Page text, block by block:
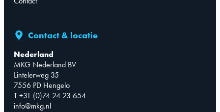
Contact & locatie
Nederland
MKG Nederland BV
Lintelerweg 35
7556 PD Hengelo
T +31 (0)74 24 23 654
info@mkg.nl